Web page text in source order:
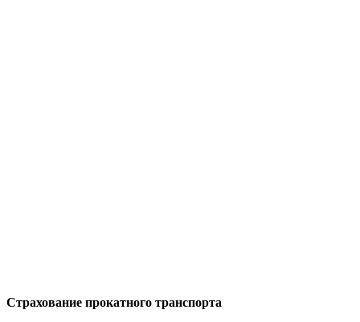
Страхование прокатного транспорта